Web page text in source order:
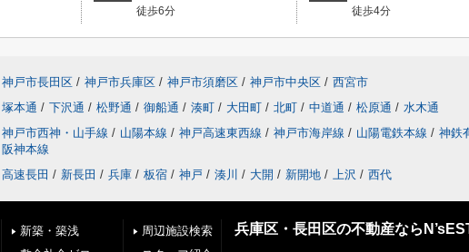
徒歩6分
徒歩4分
神戸市長田区 / 神戸市兵庫区 / 神戸市須磨区 / 神戸市中央区 / 西宮市
塚本通 / 下沢通 / 松野通 / 御船通 / 湊町 / 大田町 / 北町 / 中道通 / 松原通 / 水木通
神戸市西神・山手線 / 山陽本線 / 神戸高速東西線 / 神戸市海岸線 / 山陽電鉄本線 / 神鉄
阪神本線
高速長田 / 新長田 / 兵庫 / 板宿 / 神戸 / 湊川 / 大開 / 新開地 / 上沢 / 西代
新築・築浅
周辺施設検索
兵庫区・長田区の不動産なら